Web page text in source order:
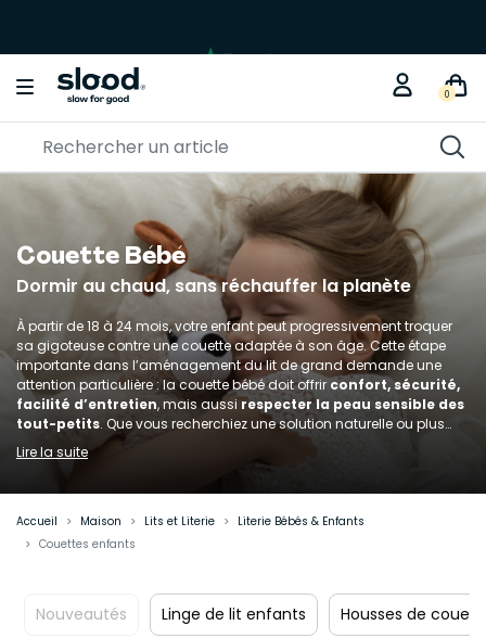
0
Couette Bébé
Dormir au chaud, sans réchauffer la planète
À partir de 18 à 24 mois, votre enfant peut progressivement troquer
sa gigoteuse contre une couette adaptée à son âge. Cette étape
importante dans l’aménagement du lit de grand demande une
attention particulière : la couette bébé doit offrir confort, sécurité,
facilité d’entretien, mais aussi respecter la peau sensible des
tout-petits. Que vous recherchiez une solution naturelle ou plus
pratique à entretenir, notre sélection de couettes bébé rassemble
des modèles
respirants, écoresponsables
Lire la suite
Accueil Maison Lits et Literie
Literie Bébés & Enfants
Couettes enfants
Nouveautés Linge de lit enfants Housses de